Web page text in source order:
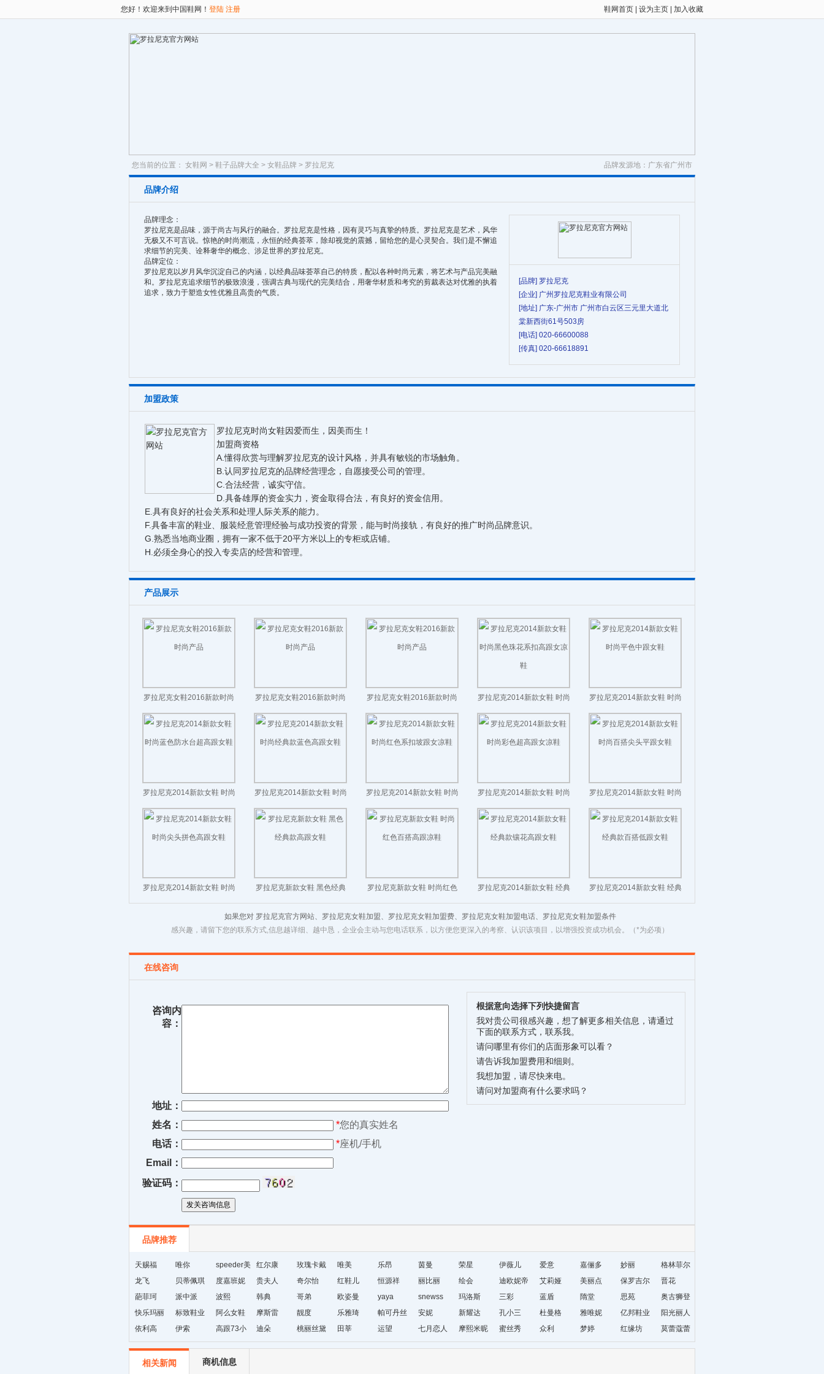
鞋网首页 设为主页 加入收藏
您好！欢迎来到中国鞋网！ 登陆 注册
品牌发源地：广东省广州市
您当前的位置： 女鞋网 > 鞋子品牌大全 > 女鞋品牌 > 罗拉尼克
品牌介绍
[品牌] 罗拉尼克
[企业] 广州罗拉尼克鞋业有限公司
[地址] 广东-广州市 广州市白云区三元里大道北
棠新西街61号503房
[电话] 020-66600088
[传真] 020-66618891
品牌理念：
罗拉尼克是品味，源于尚古与风行的融合。罗拉尼克是性格，因有灵巧与真挚的特质。罗拉尼克是艺术，风华
无极又不可言说。惊艳的时尚潮流，永恒的经典荟萃，除却视觉的震撼，留给您的是心灵契合。我们是不懈追
求细节的完美、诠释奢华的概念、涉足世界的罗拉尼克。
品牌定位：
罗拉尼克以岁月风华沉淀自己的内涵，以经典品味荟萃自己的特质，配以各种时尚元素，将艺术与产品完美融
和。罗拉尼克追求细节的极致浪漫，强调古典与现代的完美结合，用奢华材质和考究的剪裁表达对优雅的执着
追求，致力于塑造女性优雅且高贵的气质。
加盟政策
罗拉尼克时尚女鞋因爱而生，因美而生！
加盟商资格
A.懂得欣赏与理解罗拉尼克的设计风格，并具有敏锐的市场触角。
B.认同罗拉尼克的品牌经营理念，自愿接受公司的管理。
C.合法经营，诚实守信。
D.具备雄厚的资金实力，资金取得合法，有良好的资金信用。
E.具有良好的社会关系和处理人际关系的能力。
F.具备丰富的鞋业、服装经意管理经验与成功投资的背景，能与时尚接轨，有良好的推广时尚品牌意识。
G.熟悉当地商业圈，拥有一家不低于20平方米以上的专柜或店铺。
H.必须全身心的投入专卖店的经营和管理。
产品展示
罗拉尼克女鞋2016新款时尚
产品
罗拉尼克女鞋2016新款时尚
产品
罗拉尼克女鞋2016新款时尚
产品
罗拉尼克2014新款女鞋 时尚
黑色珠花系扣高跟女凉鞋
罗拉尼克2014新款女鞋 时尚
平色中跟女鞋
罗拉尼克2014新款女鞋 时尚
蓝色防水台超高跟女鞋
罗拉尼克2014新款女鞋 时尚
经典款蓝色高跟女鞋
罗拉尼克2014新款女鞋 时尚
红色系扣坡跟女凉鞋
罗拉尼克2014新款女鞋 时尚
彩色超高跟女凉鞋
罗拉尼克2014新款女鞋 时尚
百搭尖头平跟女鞋
罗拉尼克2014新款女鞋 时尚
尖头拼色高跟女鞋
罗拉尼克新款女鞋 黑色经典
款高跟女鞋
罗拉尼克新款女鞋 时尚红色
百搭高跟凉鞋
罗拉尼克2014新款女鞋 经典
款镶花高跟女鞋
罗拉尼克2014新款女鞋 经典
款百搭低跟女鞋
如果您对 罗拉尼克官方网站、罗拉尼克女鞋加盟、罗拉尼克女鞋加盟费、罗拉尼克女鞋加盟电话、罗拉尼克女鞋加盟条件
感兴趣，请留下您的联系方式,信息越详细、越中恳，企业会主动与您电话联系，以方便您更深入的考察、认识该项目，以增强投资成功机会。（*为必项）
在线咨询
咨询内
容：
地址：
姓名：
*您的真实姓名
电话：
*座机/手机
Email：
验证码：
根据意向选择下列快捷留言
我对贵公司很感兴趣，想了解更多相关信息，请通过
下面的联系方式，联系我。
请问哪里有你们的店面形象可以看？
请告诉我加盟费用和细则。
我想加盟，请尽快来电。
请问对加盟商有什么要求吗？
品牌推荐
天赐福 唯你
speeder美
国暴龙
红尔康
玫瑰卡戴
尔
唯美 乐昂 茵曼 荣星 伊薇儿 爱意 嘉俪多 妙丽
格林菲尔
龙飞
贝蒂佩琪 度嘉班妮 贵夫人 奇尔怡 红鞋儿 恒源祥 丽比丽 绘会
迪欧妮帝
盛
艾莉娅 美丽点 保罗吉尔
晋花
葩菲珂
派中派 波熙 韩典 哥弟 欧姿曼 yaya snewss 玛洛斯 三彩 蓝盾 隋堂 思苑
奥古狮登
快乐玛丽
标致鞋业 阿么女鞋 摩斯雷 靓度 乐雅琦 帕可丹丝 安妮 新耀达 孔小三 杜曼格 雅唯妮 亿邦鞋业
阳光丽人
依利高
伊索
高跟73小
时
迪朵 桃丽丝黛 田莘 运望 七月恋人 摩熙米昵 蜜丝秀 众利 梦婷 红缘坊 莫蕾蔻蕾
相关新闻 商机信息